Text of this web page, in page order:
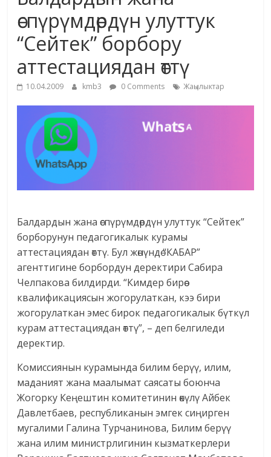
маданияты
жана
адабияты
өспүрүмдөрдүн улуттук
“Сейтек” борбору
аттестациядан өттү
10.04.2009 kmb3 0 Comments Жаңылыктар
Балдардын жана өспүрүмдөрдүн улуттук “Сейтек”
борборунун педагогикалык курамы
аттестациядан өттү. Бул жөнүндө “КАБАР”
агенттигине борбордун деректири Сабира
Челпакова билдирди. “Кимдер бирөө
квалификациясын жогорулаткан, кээ бири
жогорулаткан эмес бирок педагогикалык бүткүл
курам аттестациядан өттү”, – деп белгиледи
деректир.
Комиссиянын курамында билим берүү, илим,
маданият жана маалымат саясаты боюнча
Жогорку Кеңештин комитетинин өкүлү Айбек
Давлетбаев, республиканын эмгек сиңирген
мугалими Галина Турчанинова, Билим берүү
жана илим министрлигинин кызматкерлери